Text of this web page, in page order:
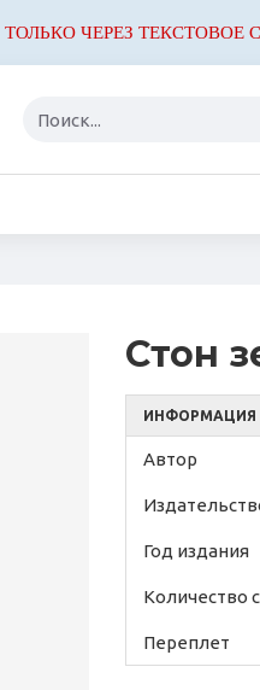
ЧЕРЕЗ ТЕКСТОВОЕ
Стон
ИНФОРМАЦИЯ
Автор
Год издания
Количество
Переплет